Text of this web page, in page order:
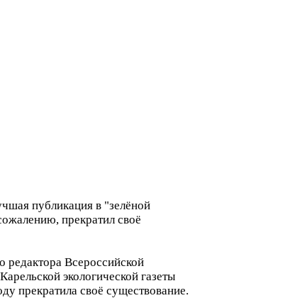
публикация в "зелёной
прекратил своё
Всероссийской
экологической газеты
прекратила своё существование.